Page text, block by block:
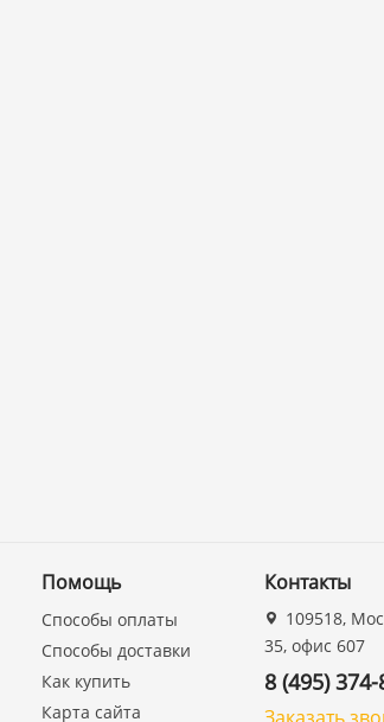
Помощь
Способы оплаты
Способы доставки
Как купить
Карта сайта
Контакты
109518,
35, офис 607
8 (495)